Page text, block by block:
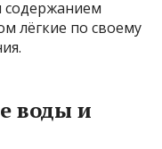
содержанием
лёгкие по своему
воды и